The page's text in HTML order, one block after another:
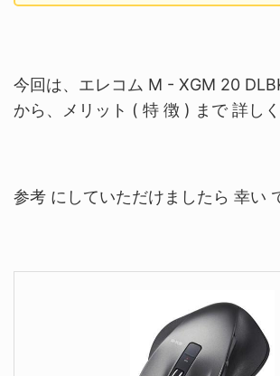
今回は、エレコム M - XGM 20
から、メリット ( 特 徴 ) まで 詳しく
参考 にしていただけましたら 幸い